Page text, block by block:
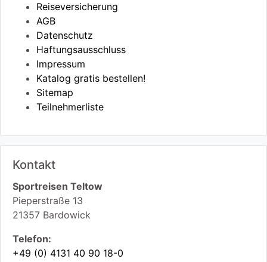
Reiseversicherung
AGB
Datenschutz
Haftungsausschluss
Impressum
Katalog gratis bestellen!
Sitemap
Teilnehmerliste
Kontakt
Sportreisen Teltow
Pieperstraße 13
21357 Bardowick
Telefon:
+49 (0) 4131 40 90 18-0